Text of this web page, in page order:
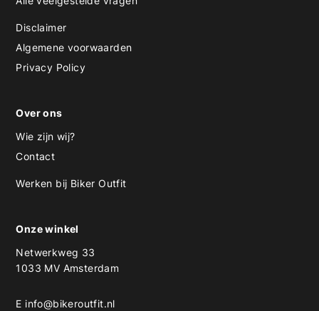
Disclaimer
Algemene voorwaarden
Privacy Policy
Over ons
Wie zijn wij?
Contact
Werken bij Biker Outfit
Onze winkel
Netwerkweg 33
1033 MV Amsterdam
E info@bikeroutfit.nl